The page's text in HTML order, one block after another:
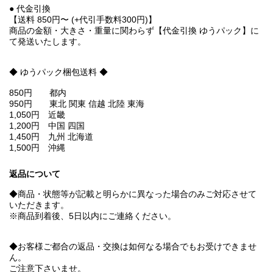
● 代金引換
【送料 850円〜 (+代引手数料300円)】
商品の金額・大きさ・重量に関わらず【代金引換 ゆうパック】に
て発送いたします。
◆ ゆうパック梱包送料 ◆
850円 都内
950円 東北 関東 信越 北陸 東海
1,050円 近畿
1,200円 中国 四国
1,450円 九州 北海道
1,500円 沖縄
返品について
◆商品・状態等が記載と明らかに異なった場合のみご対応させて
いただきます。
※商品到着後、5日以内にご連絡ください。
◆お客様ご都合の返品・交換は如何なる場合でもお受けできませ
ん。
ご注意下さいませ。